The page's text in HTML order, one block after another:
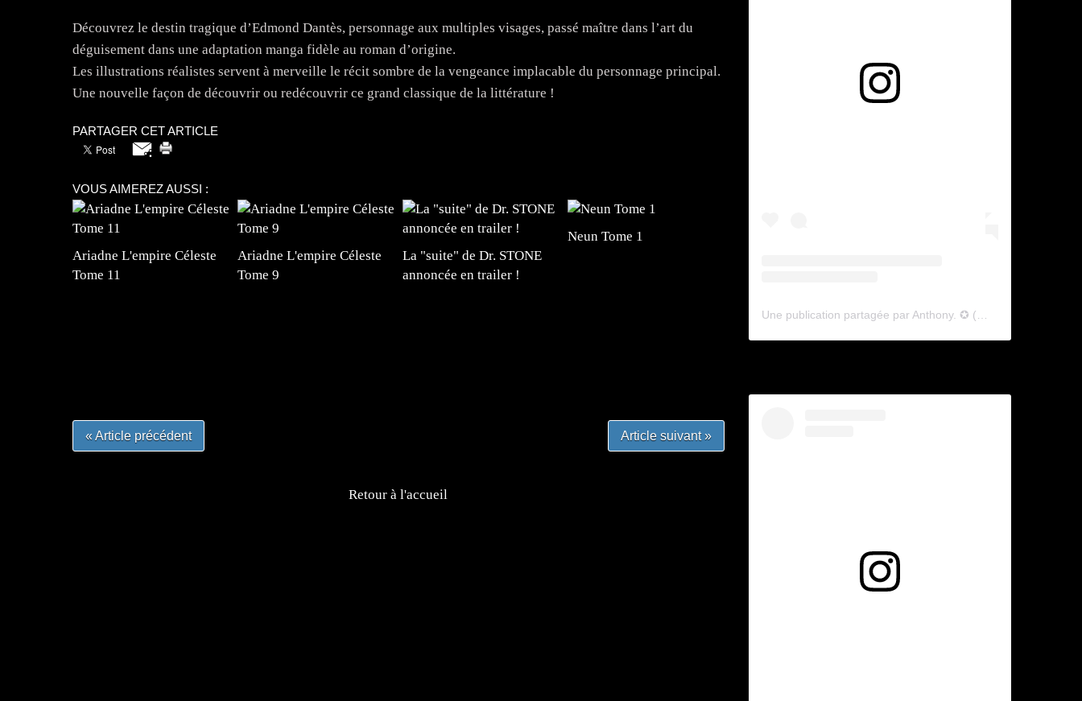
Découvrez le destin tragique d’Edmond Dantès, personnage aux multiples visages, passé maître dans l’art du
déguisement dans une adaptation manga fidèle au roman d’origine.
Les illustrations réalistes servent à merveille le récit sombre de la vengeance implacable du personnage principal.
Une nouvelle façon de découvrir ou redécouvrir ce grand classique de la littérature !
PARTAGER CET ARTICLE
VOUS AIMEREZ AUSSI :
Ariadne L'empire Céleste
Tome 11
Ariadne L'empire Céleste
Tome 9
La "suite" de Dr. STONE
annoncée en trailer !
Neun Tome 1
« Article précédent Article suivant »
Retour à l'accueil